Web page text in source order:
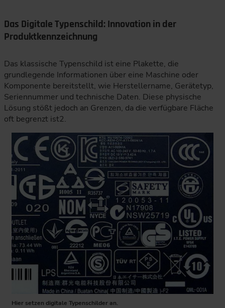
Das Digitale Typenschild: Innovation in der
Produktkennzeichnung
Das klassische Typenschild ist eine Plakette, die
grundlegende Informationen über eine Maschine oder
Komponente bereitstellt, wie Herstellername, Gerätetyp,
Seriennummer und technische Daten. Diese physische
Lösung stößt jedoch an Grenzen, da die verfügbare Fläche
oft begrenzt ist2.
Hier setzen digitale Typenschilder an.